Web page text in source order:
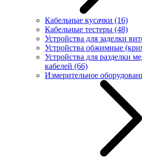
Кабельные кусачки (16)
Кабельные тестеры (48)
Устройства для заделки
Устройства обжимные
Устройства для разделки
кабелей (66)
Измерительное